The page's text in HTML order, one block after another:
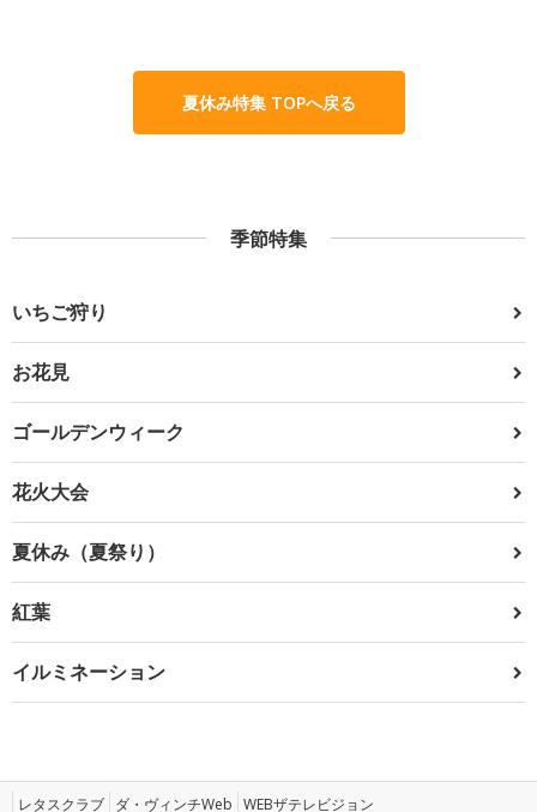
夏休み特集 TOPへ戻る
季節特集
いちご狩り
お花見
ゴールデンウィーク
花火大会
夏休み（夏祭り）
紅葉
イルミネーション
レタスクラブ ダ・ヴィンチWeb WEBザテレビジョン